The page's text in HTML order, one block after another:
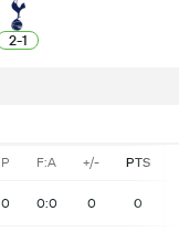
2-1
P F:A +/- PTS
0 0:0 0 0